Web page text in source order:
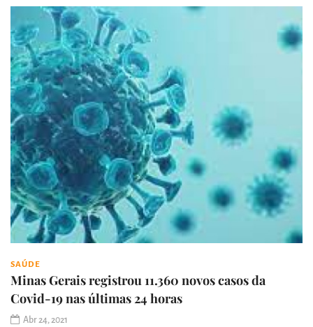
SAÚDE
Minas Gerais registrou 11.360 novos casos da
Covid-19 nas últimas 24 horas
Abr 24, 2021